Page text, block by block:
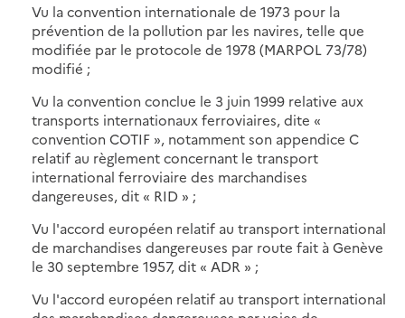
Vu la convention internationale de 1973 pour la
prévention de la pollution par les navires, telle que
modifiée par le protocole de 1978 (MARPOL 73/78)
modifié ;
Vu la convention conclue le 3 juin 1999 relative aux
transports internationaux ferroviaires, dite «
convention COTIF », notamment son appendice C
relatif au règlement concernant le transport
international ferroviaire des marchandises
dangereuses, dit « RID » ;
Vu l'accord européen relatif au transport international
de marchandises dangereuses par route fait à Genève
le 30 septembre 1957, dit « ADR » ;
Vu l'accord européen relatif au transport international